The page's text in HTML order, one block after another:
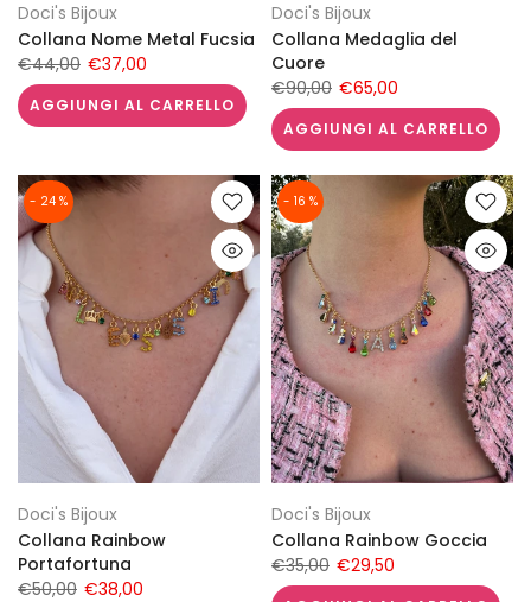
Doci's Bijoux
Collana Nome Metal Fucsia
€44,00 €37,00
AGGIUNGI AL CARRELLO
Doci's Bijoux
Collana Medaglia del
Cuore
€90,00 €65,00
AGGIUNGI AL CARRELLO
- 24 %
Doci's Bijoux
Collana Rainbow
Portafortuna
€50,00 €38,00
- 16 %
Doci's Bijoux
Collana Rainbow Goccia
€35,00 €29,50